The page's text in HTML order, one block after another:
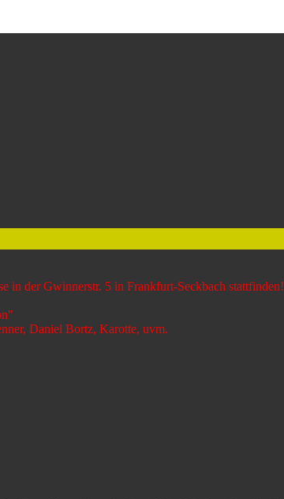
in der Gwinnerstr. 5 in Frankfurt-Seckbach stattfinden!
Daniel Bortz, Karotte, uvm.